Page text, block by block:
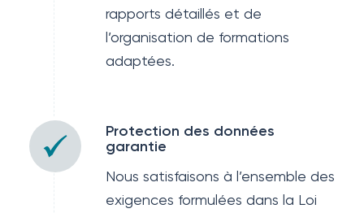
rapports détaillés et de
l’organisation de formations
adaptées.
Protection des données
garantie
Nous satisfaisons à l’ensemble des
exigences formulées dans la Loi